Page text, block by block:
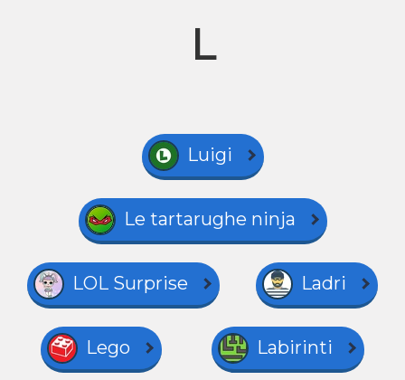
L
Luigi
Le tartarughe ninja
LOL Surprise Ladri
Lego Labirinti